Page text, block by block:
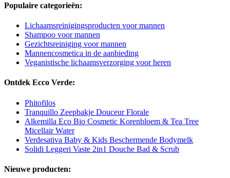
Populaire categorieën:
Lichaamsreinigingsproducten voor mannen
Shampoo voor mannen
Gezichtsreiniging voor mannen
Mannencosmetica in de aanbieding
Veganistische lichaamsverzorging voor heren
Ontdek Ecco Verde:
Phitofilos
Tranquillo Zeepbakje Douceur Florale
Alkemilla Eco Bio Cosmetic Korenbloem & Tea Tree
Micellair Water
Verdesativa Baby & Kids Beschermende Bodymelk
Solidi Leggeri Vaste 2in1 Douche Bad & Scrub
Nieuwe producten: